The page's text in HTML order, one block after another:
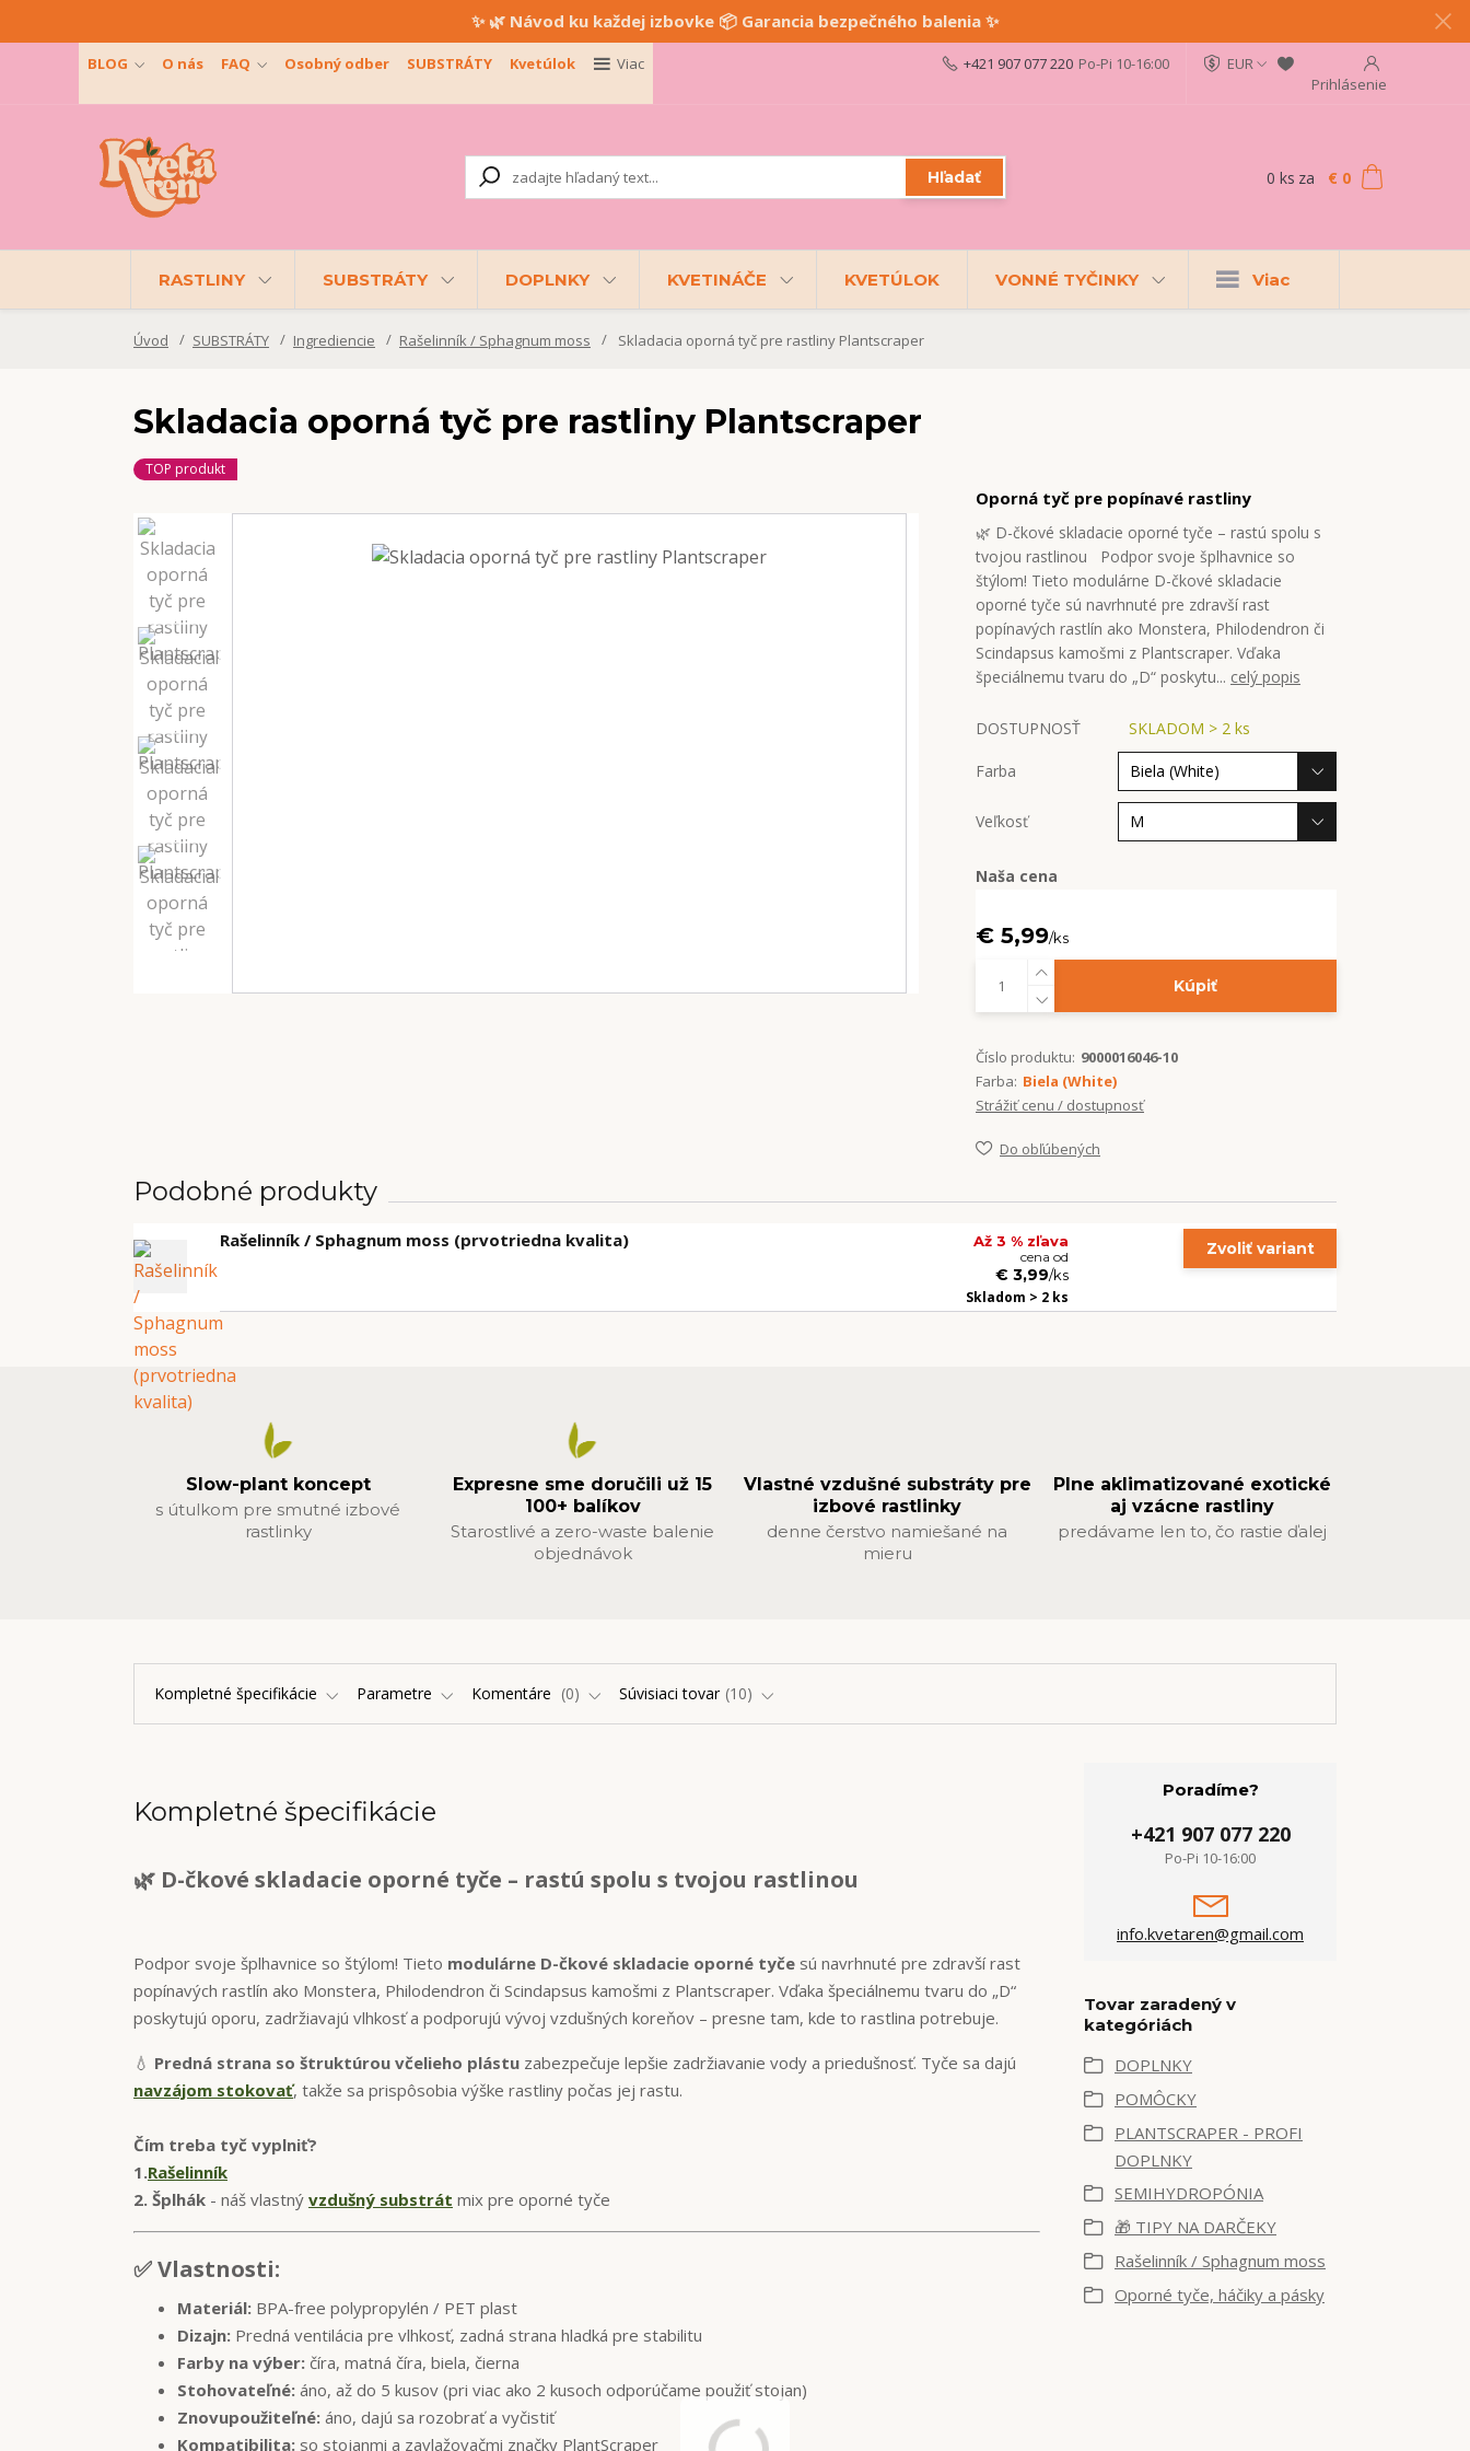
✨ 🌿 Návod ku každej izbovke 📦 Garancia bezpečného balenia ✨
BLOG O nás FAQ Osobný odber SUBSTRÁTY Kvetúlok Viac
EUR
Prihlásenie
Hľadať
+421 907 077 220 Po-Pi 10-16:00
0 ks za € 0
RASTLINY SUBSTRÁTY DOPLNKY KVETINÁČE KVETÚLOK VONNÉ TYČINKY Viac
Úvod SUBSTRÁTY Ingrediencie Rašelinník / Sphagnum moss Skladacia oporná tyč pre rastliny Plantscraper
Skladacia oporná tyč pre rastliny Plantscraper
TOP produkt
Oporná tyč pre popínavé rastliny
🌿 D-čkové skladacie oporné tyče – rastú spolu s
tvojou rastlinou Podpor svoje šplhavnice so
štýlom! Tieto modulárne D-čkové skladacie
oporné tyče sú navrhnuté pre zdravší rast
popínavých rastlín ako Monstera, Philodendron či
Scindapsus kamošmi z Plantscraper. Vďaka
špeciálnemu tvaru do „D“ poskytu... celý popis
DOSTUPNOSŤ SKLADOM > 2 ks
Farba
Veľkosť
Naša cena
€ 5,99/ks
Kúpiť
Číslo produktu: 9000016046-10
Farba: Biela (White)
Strážiť cenu / dostupnosť
Do obľúbených
Podobné produkty
Rašelinník / Sphagnum moss (prvotriedna kvalita) Až 3 % zľava
cena od
€ 3,99/ks
Skladom > 2 ks
Zvoliť variant
Slow-plant koncept
s útulkom pre smutné izbové
rastlinky
Expresne sme doručili už 15
100+ balíkov
Starostlivé a zero-waste balenie
objednávok
Vlastné vzdušné substráty pre
izbové rastlinky
denne čerstvo namiešané na
mieru
Plne aklimatizované exotické
aj vzácne rastliny
predávame len to, čo rastie ďalej
Kompletné špecifikácie Parametre Komentáre 0 Súvisiaci tovar 10
Kompletné špecifikácie
🌿 D-čkové skladacie oporné tyče – rastú spolu s tvojou rastlinou
Podpor svoje šplhavnice so štýlom! Tieto modulárne D-čkové skladacie oporné tyče sú navrhnuté pre zdravší rast
popínavých rastlín ako Monstera, Philodendron či Scindapsus kamošmi z Plantscraper. Vďaka špeciálnemu tvaru do „D“
poskytujú oporu, zadržiavajú vlhkosť a podporujú vývoj vzdušných koreňov – presne tam, kde to rastlina potrebuje.
💧 Predná strana so štruktúrou včelieho plástu zabezpečuje lepšie zadržiavanie vody a priedušnosť. Tyče sa dajú
navzájom stokovať, takže sa prispôsobia výške rastliny počas jej rastu.
Čím treba tyč vyplniť?
1.Rašelinník
2. Šplhák - náš vlastný vzdušný substrát mix pre oporné tyče
✅ Vlastnosti:
Materiál: BPA-free polypropylén / PET plast
Dizajn: Predná ventilácia pre vlhkosť, zadná strana hladká pre stabilitu
Farby na výber: číra, matná číra, biela, čierna
Stohovateľné: áno, až do 5 kusov (pri viac ako 2 kusoch odporúčame použiť stojan)
Znovupoužiteľné: áno, dajú sa rozobrať a vyčistiť
Kompatibilita: so stojanmi a zavlažovačmi značky PlantScraper
Poradíme?
+421 907 077 220
Po-Pi 10-16:00
info.kvetaren@gmail.com
Tovar zaradený v
kategóriách
DOPLNKY
POMÔCKY
PLANTSCRAPER - PROFI
DOPLNKY
SEMIHYDROPÓNIA
🎁 TIPY NA DARČEKY
Rašelinník / Sphagnum moss
Oporné tyče, háčiky a pásky